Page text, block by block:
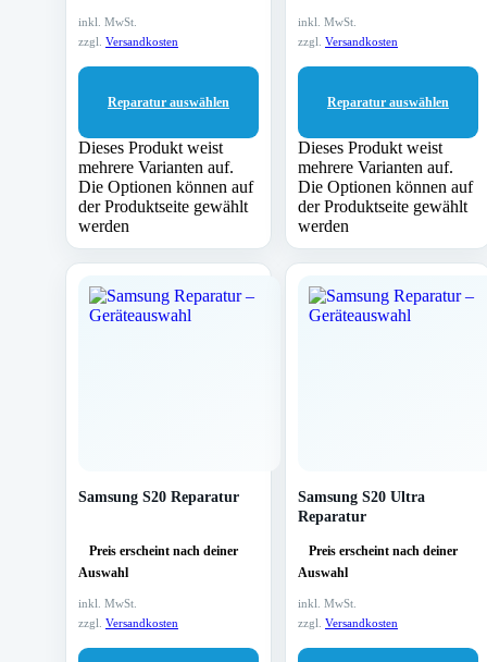
inkl. MwSt.
zzgl. Versandkosten
Reparatur auswählen
Dieses Produkt weist
mehrere Varianten auf.
Die Optionen können auf
der Produktseite gewählt
werden
inkl. MwSt.
zzgl. Versandkosten
Reparatur auswählen
Dieses Produkt weist
mehrere Varianten auf.
Die Optionen können auf
der Produktseite gewählt
werden
Samsung S20 Reparatur
Preis erscheint nach deiner
Auswahl
inkl. MwSt.
zzgl. Versandkosten
Samsung S20 Ultra
Reparatur
Preis erscheint nach deiner
Auswahl
inkl. MwSt.
zzgl. Versandkosten